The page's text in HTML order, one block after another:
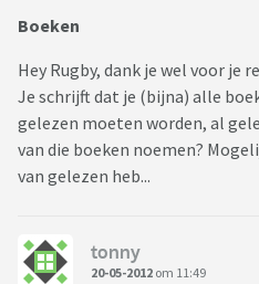
Boeken
Hey Rugby, dank je wel voor je
Je schrijft dat je (bijna) alle
gelezen moeten worden, al
van die boeken noemen?
van gelezen heb...
tonny
20-05-2012 om 11:49